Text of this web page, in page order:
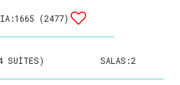
1665 (2477)
SUÍTES) SALAS:2